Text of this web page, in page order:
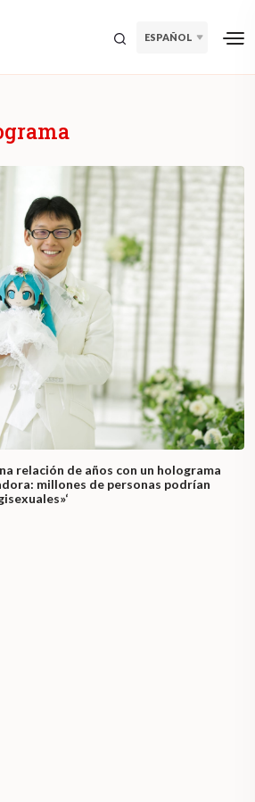
ESPAÑOL
relación de años con un holograma
millones de personas podrían